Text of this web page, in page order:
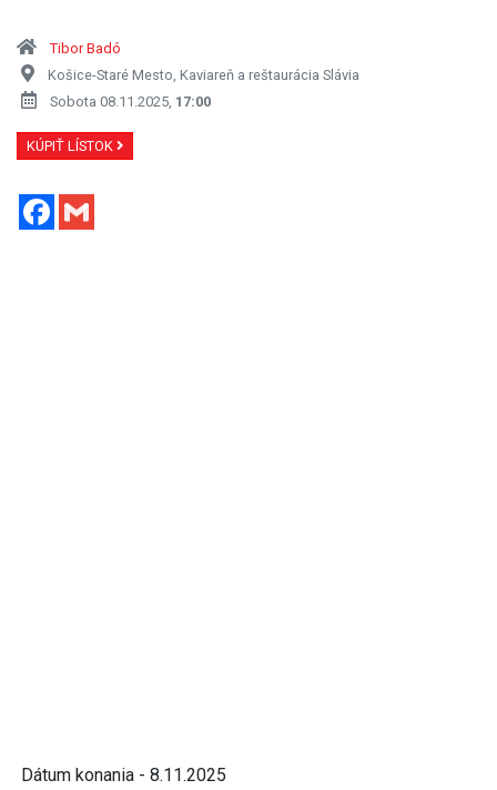
Tibor Badó
Košice-Staré Mesto, Kaviareň a reštaurácia Slávia
Sobota 08.11.2025, 17:00
KÚPIŤ LÍSTOK
Facebook
Dátum konania - 8.11.2025